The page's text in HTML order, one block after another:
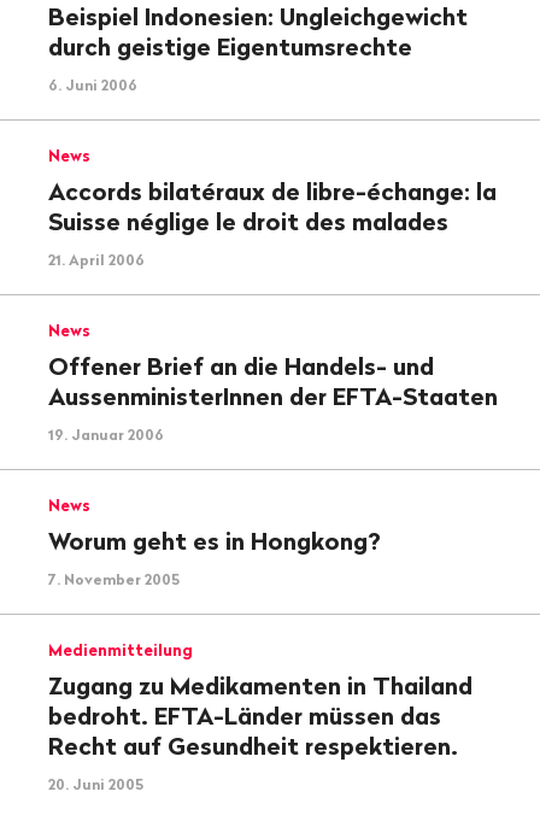
Beispiel Indonesien: Ungleichgewicht
durch geistige Eigentumsrechte
6. Juni 2006
News
Accords bilatéraux de libre-échange: la
Suisse néglige le droit des malades
21. April 2006
News
Offener Brief an die Handels- und
AussenministerInnen der EFTA-Staaten
19. Januar 2006
News
Worum geht es in Hongkong?
7. November 2005
Medienmitteilung
Zugang zu Medikamenten in Thailand
bedroht. EFTA-Länder müssen das
Recht auf Gesundheit respektieren.
20. Juni 2005